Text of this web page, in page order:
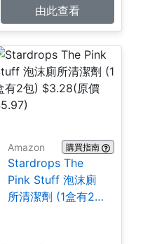
由此查看
Amazon 購買指南
Stardrops The
Pink Stuff 泡沫廁
所清潔劑 (1盒有2